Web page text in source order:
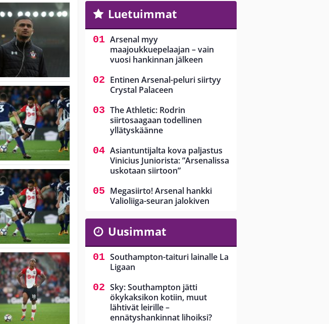
Luetuimmat
Arsenal myy
maajoukkuepelaajan – vain
vuosi hankinnan jälkeen
Entinen Arsenal-peluri siirtyy
Crystal Palaceen
The Athletic: Rodrin
siirtosaagaan todellinen
yllätyskäänne
Asiantuntijalta kova paljastus
Vinicius Juniorista: ”Arsenalissa
uskotaan siirtoon”
Megasiirto! Arsenal hankki
Valioliiga-seuran jalokiven
Uusimmat
Southampton-taituri lainalle La
Ligaan
Sky: Southampton jätti
ökykaksikon kotiin, muut
lähtivät leirille –
ennätyshankinnat lihoiksi?